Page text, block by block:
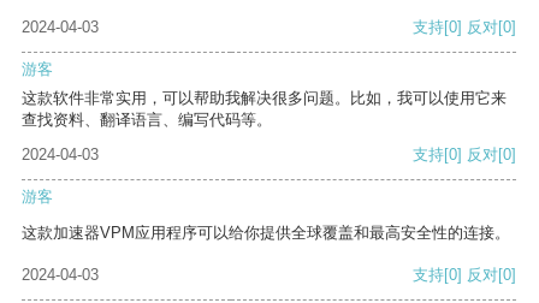
2024-04-03 支持[0] 反对[0]
游客
这款软件非常实用，可以帮助我解决很多问题。比如，我可以使用它来
查找资料、翻译语言、编写代码等。
2024-04-03
支持[0] 反对[0]
游客
这款加速器VPM应用程序可以给你提供全球覆盖和最高安全性的连接。
2024-04-03 支持[0] 反对[0]